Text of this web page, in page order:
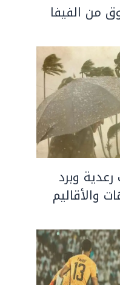
من الفيفا
وبرد
والأقاليم